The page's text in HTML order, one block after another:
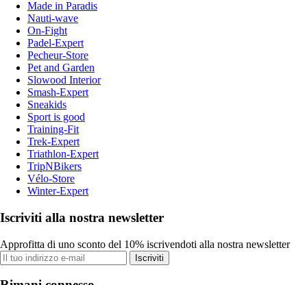
Made in Paradis
Nauti-wave
On-Fight
Padel-Expert
Pecheur-Store
Pet and Garden
Slowood Interior
Smash-Expert
Sneakids
Sport is good
Training-Fit
Trek-Expert
Triathlon-Expert
TripNBikers
Vélo-Store
Winter-Expert
Iscriviti alla nostra newsletter
Approfitta di uno sconto del 10% iscrivendoti alla nostra newsletter
Iscriviti